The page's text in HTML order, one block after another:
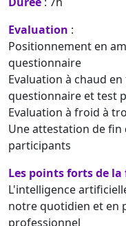
Evaluation :
Positionnement en
questionnaire
Evaluation à chaud
questionnaire et test
Evaluation à froid à
Une attestation de
participants
Les points forts de
L'intelligence
notre quotidien et en
professionnel